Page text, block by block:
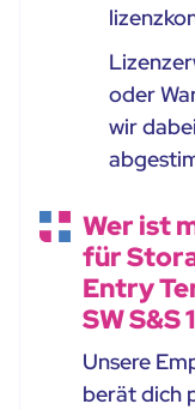
oder
wir
Wer ist
für
Entry
SW S&S
Unsere
berät dich